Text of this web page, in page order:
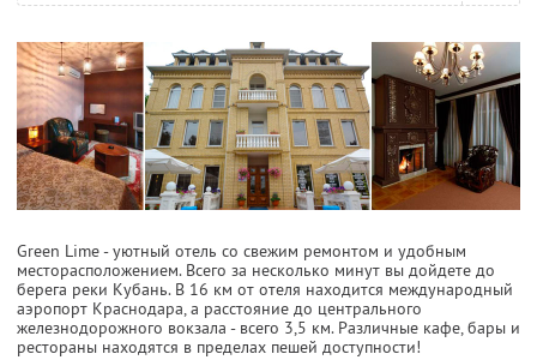
Green Lime - уютный отель со свежим ремонтом и удобным
месторасположением. Всего за несколько минут вы дойдете до
берега реки Кубань. В 16 км от отеля находится международный
аэропорт Краснодара, а расстояние до центрального
железнодорожного вокзала - всего 3,5 км. Различные кафе, бары и
рестораны находятся в пределах пешей доступности!